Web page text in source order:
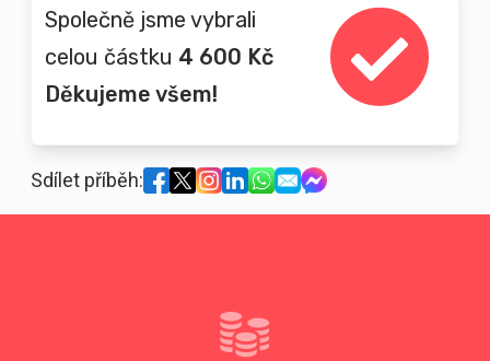
Společně jsme vybrali
celou částku 4 600 Kč
Děkujeme všem!
Sdílet příběh: